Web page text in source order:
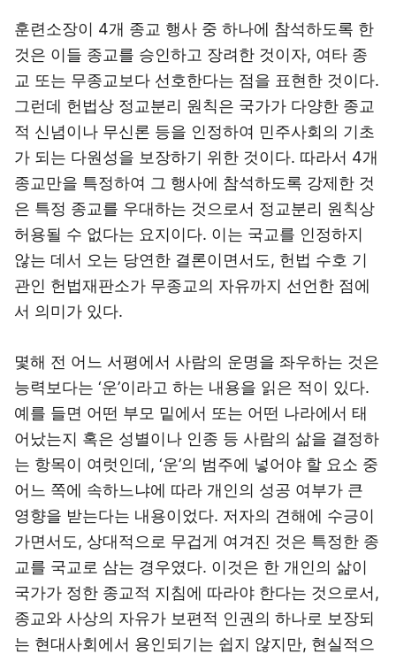
훈련소장이 4개 종교 행사 중 하나에 참석하도록 한
것은 이들 종교를 승인하고 장려한 것이자, 여타 종
교 또는 무종교보다 선호한다는 점을 표현한 것이다.
그런데 헌법상 정교분리 원칙은 국가가 다양한 종교
적 신념이나 무신론 등을 인정하여 민주사회의 기초
가 되는 다원성을 보장하기 위한 것이다. 따라서 4개
종교만을 특정하여 그 행사에 참석하도록 강제한 것
은 특정 종교를 우대하는 것으로서 정교분리 원칙상
허용될 수 없다는 요지이다. 이는 국교를 인정하지
않는 데서 오는 당연한 결론이면서도, 헌법 수호 기
관인 헌법재판소가 무종교의 자유까지 선언한 점에
서 의미가 있다.
몇해 전 어느 서평에서 사람의 운명을 좌우하는 것은
능력보다는 ‘운’이라고 하는 내용을 읽은 적이 있다.
예를 들면 어떤 부모 밑에서 또는 어떤 나라에서 태
어났는지 혹은 성별이나 인종 등 사람의 삶을 결정하
는 항목이 여럿인데, ‘운’의 범주에 넣어야 할 요소 중
어느 쪽에 속하느냐에 따라 개인의 성공 여부가 큰
영향을 받는다는 내용이었다. 저자의 견해에 수긍이
가면서도, 상대적으로 무겁게 여겨진 것은 특정한 종
교를 국교로 삼는 경우였다. 이것은 한 개인의 삶이
국가가 정한 종교적 지침에 따라야 한다는 것으로서,
종교와 사상의 자유가 보편적 인권의 하나로 보장되
는 현대사회에서 용인되기는 쉽지 않지만, 현실적으